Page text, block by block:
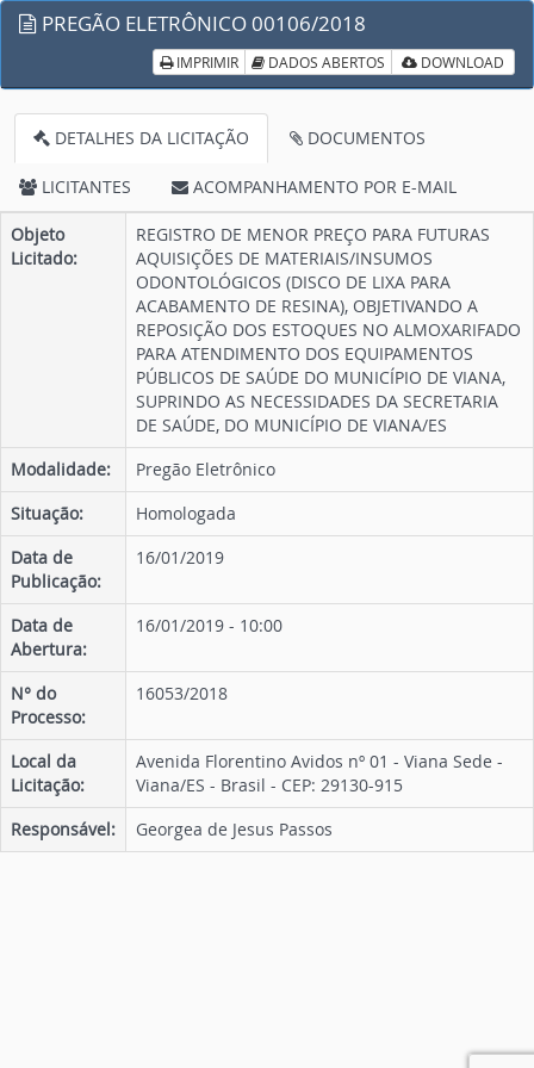
PREGÃO ELETRÔNICO 00106/2018
IMPRIMIR DADOS ABERTOS DOWNLOAD
DETALHES DA LICITAÇÃO DOCUMENTOS
LICITANTES ACOMPANHAMENTO POR E-MAIL
Objeto
Licitado:
REGISTRO DE MENOR PREÇO PARA FUTURAS
AQUISIÇÕES DE MATERIAIS/INSUMOS
ODONTOLÓGICOS (DISCO DE LIXA PARA
ACABAMENTO DE RESINA), OBJETIVANDO A
REPOSIÇÃO DOS ESTOQUES NO ALMOXARIFADO
PARA ATENDIMENTO DOS EQUIPAMENTOS
PÚBLICOS DE SAÚDE DO MUNICÍPIO DE VIANA,
SUPRINDO AS NECESSIDADES DA SECRETARIA
DE SAÚDE, DO MUNICÍPIO DE VIANA/ES
Modalidade:
Pregão Eletrônico
Situação:
Homologada
Data de
Publicação:
16/01/2019
Data de
Abertura:
16/01/2019 - 10:00
N° do
Processo:
16053/2018
Local da
Licitação:
Avenida Florentino Avidos nº 01 - Viana Sede -
Viana/ES - Brasil - CEP: 29130-915
Responsável:
Georgea de Jesus Passos